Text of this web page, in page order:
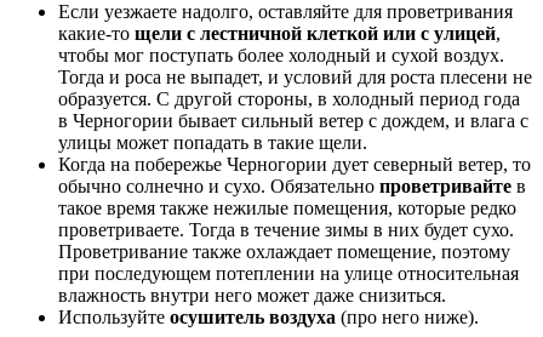
Если уезжаете надолго, оставляйте для проветривания
какие-то щели с лестничной клеткой или с улицей,
чтобы мог поступать более холодный и сухой воздух.
Тогда и роса не выпадет, и условий для роста плесени не
образуется. С другой стороны, в холодный период года
в Черногории бывает сильный ветер с дождем, и влага с
улицы может попадать в такие щели.
Когда на побережье Черногории дует северный ветер, то
обычно солнечно и сухо. Обязательно проветривайте в
такое время также нежилые помещения, которые редко
проветриваете. Тогда в течение зимы в них будет сухо.
Проветривание также охлаждает помещение, поэтому
при последующем потеплении на улице относительная
влажность внутри него может даже снизиться.
Используйте осушитель воздуха (про него ниже).